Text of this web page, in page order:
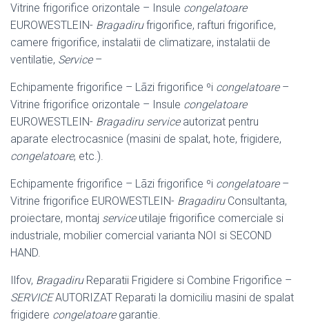
Vitrine frigorifice orizontale – Insule congelatoare
EUROWESTLEIN- Bragadirufrigorifice, rafturi frigorifice,
camere frigorifice, instalatii de climatizare, instalatii de
ventilatie, Service–
Echipamente frigorifice – Lãzi frigorifice ºi congelatoare–
Vitrine frigorifice orizontale – Insule congelatoare
EUROWESTLEIN- Bragadiru serviceautorizat pentru
aparate electrocasnice (masini de spalat, hote, frigidere,
congelatoare, etc.).
Echipamente frigorifice – Lãzi frigorifice ºi congelatoare–
Vitrine frigorifice EUROWESTLEIN- BragadiruConsultanta,
proiectare, montaj serviceutilaje frigorifice comerciale si
industriale, mobilier comercial varianta NOI si SECOND
HAND.
Ilfov, BragadiruReparatii Frigidere si Combine Frigorifice –
SERVICEAUTORIZAT Reparati la domiciliu masini de spalat
frigidere congelatoaregarantie.